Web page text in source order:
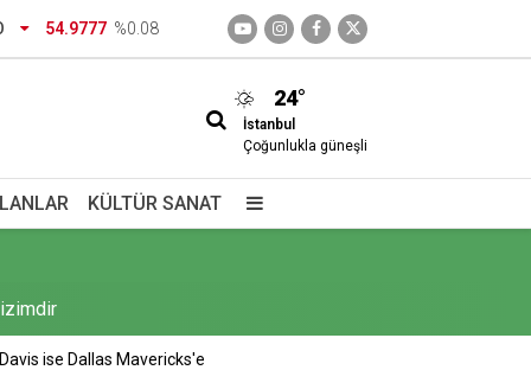
54.9777 %0.08
24°
İstanbul
Çoğunlukla güneşli
KÜLTÜR SANAT
ise Dallas Mavericks'e